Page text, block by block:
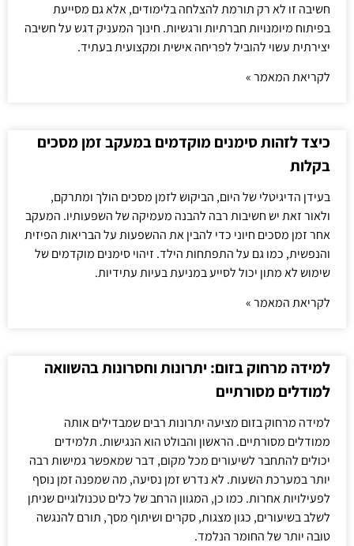
חשיבה זו לא רק תורמת להצלחה בלימודים, אלא גם מסייעת
בפיתוח מיומנויות חברתיות ורגשיות. חינוך המעניק דגש על חשיבה
יצירתית עשוי להוביל לפריחה אישית ומקצועית בעתיד.
לקריאת המאמר »
כיצד לזהות סימנים מוקדמים במעקב זמן מסכים
בקלות
בעידן הדיגיטלי של היום, הביקוש לזמן מסכים הולך ומתרקם,
ולאור זאת יש חשיבות רבה להבנה מעמיקה של השפעותיו. המעקב
אחר זמן מסכים חיוני כדי להבין את ההשפעות על הבריאות הפיזית
והנפשית, כמו גם על התפתחות הילד. זיהוי סימנים מוקדמים של
שימוש לא מתון יכול לסייע במניעת בעיות עתידיות.
לקריאת המאמר »
למידה מרחוק בזום: יתרונות וחסרונות בהשוואה
למודלים מסורתיים
למידה מרחוק בזום מציעה יתרונות רבים שמבדילים אותה
ממודלים מסורתיים. הראשון והבולט הוא הנגישות. תלמידים
יכולים להתחבר לשיעורים מכל מקום, דבר שמאפשר גמישות רבה
יותר במערכת השעות. לא נדרש זמן נסיעה, מה שמפנה זמן נוסף
לפעילויות אחרות. כמו כן, המגוון הרחב של כלים טכנולוגיים שניתן
לשלב בשיעורים, כגון מצגות, סקרים ושיתוף מסך, תורם להנגשה
טובה יותר של החומר הנלמד.